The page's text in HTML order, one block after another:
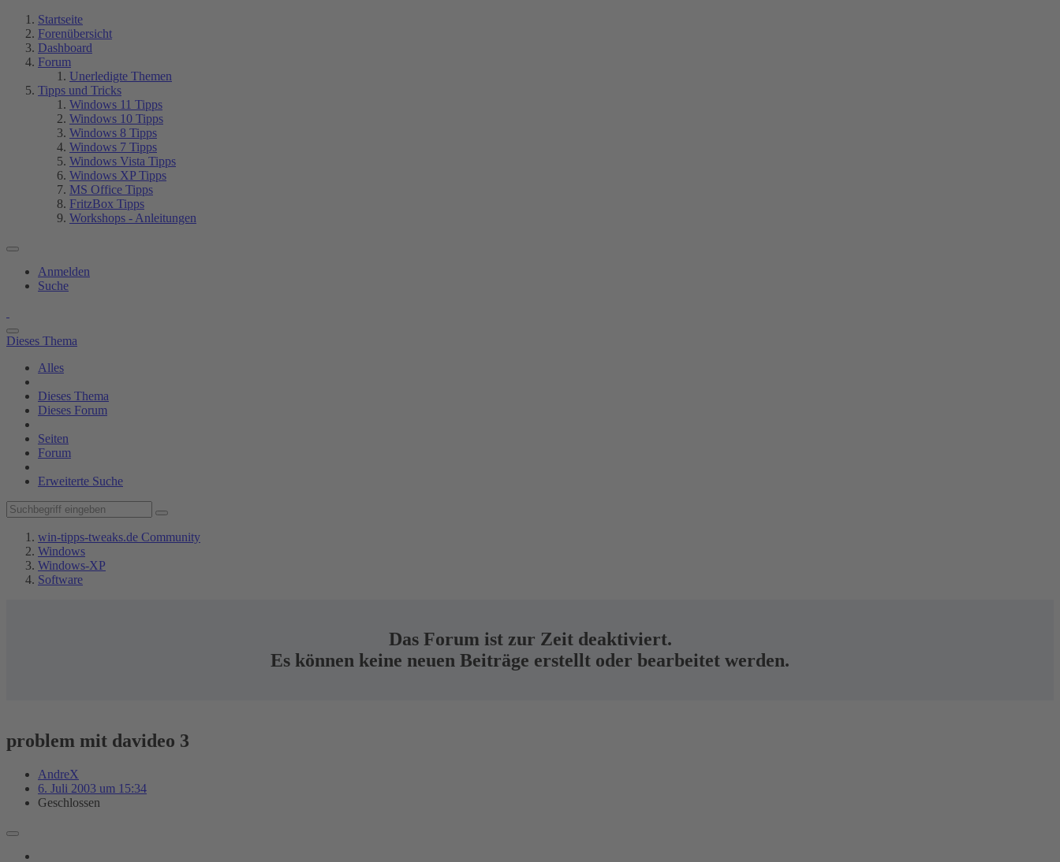
Startseite
Forenübersicht
Dashboard
Forum
Unerledigte Themen
Tipps und Tricks
Windows 11 Tipps
Windows 10 Tipps
Windows 8 Tipps
Windows 7 Tipps
Windows Vista Tipps
Windows XP Tipps
MS Office Tipps
FritzBox Tipps
Workshops - Anleitungen
Anmelden
Suche
Dieses Thema
Alles
Dieses Thema
Dieses Forum
Seiten
Forum
Erweiterte Suche
win-tipps-tweaks.de Community
Windows
Windows-XP
Software
Das Forum ist zur Zeit deaktiviert.
Es können keine neuen Beiträge erstellt oder bearbeitet werden.
problem mit davideo 3
AndreX
6. Juli 2003 um 15:34
Geschlossen